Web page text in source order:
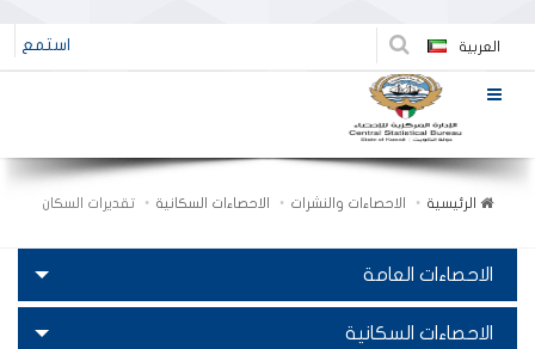
العربية استمع
الرئيسية الاحصاءات والنشرات الاحصاءات السكانية تقديرات السكان
الاحصاءات العامة
الاحصاءات السكانية